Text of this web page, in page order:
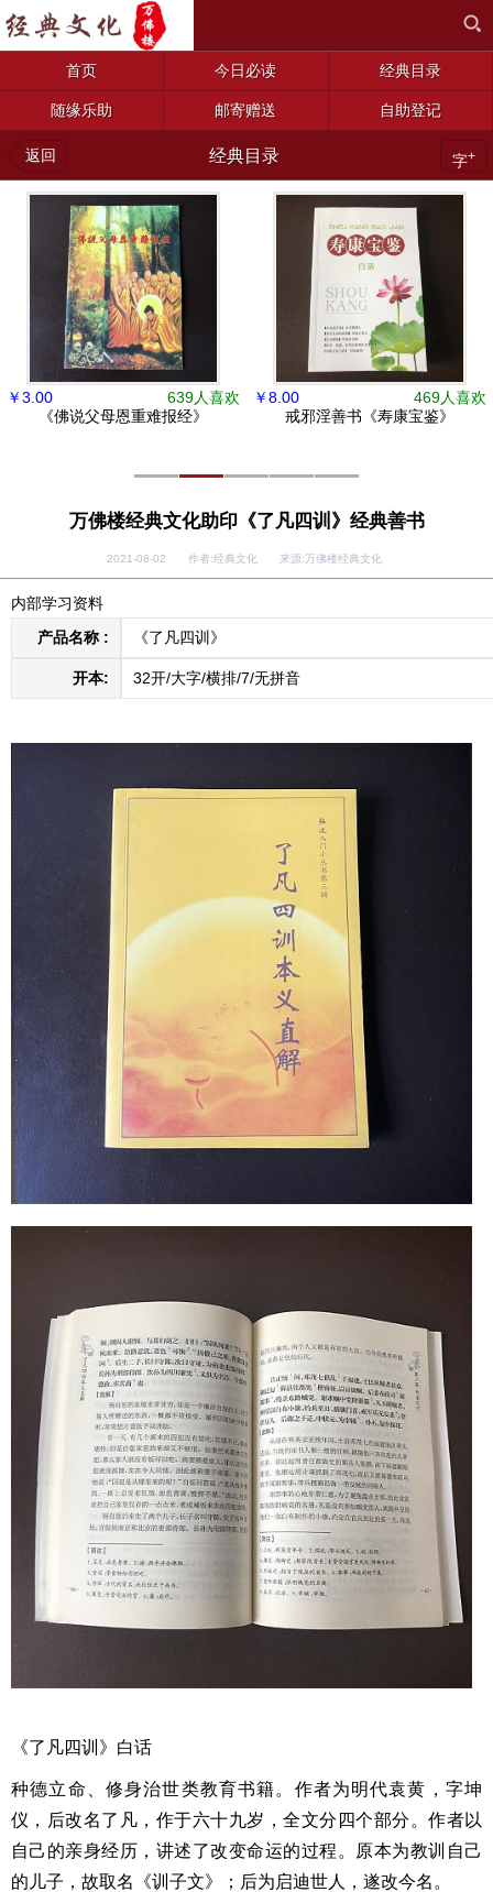
首页 今日必读 经典目录
随缘乐助 邮寄赠送 自助登记
返回 经典目录 字+
639人喜欢
￥3.00
《佛说父母恩重难报经》
469人喜欢
￥8.00
戒邪淫善书《寿康宝鉴》
万佛楼经典文化助印《了凡四训》经典善书
2021-08-02 作者:经典文化 来源:万佛楼经典文化
内部学习资料
产品名称 :
《了凡四训》
开本: 32开/大字/横排/7/无拼音
《了凡四训》白话
种德立命、修身治世类教育书籍。作者为明代袁黄，字坤
仪，后改名了凡，作于六十九岁，全文分四个部分。作者以
自己的亲身经历，讲述了改变命运的过程。原本为教训自己
的儿子，故取名《训子文》；后为启迪世人，遂改今名。